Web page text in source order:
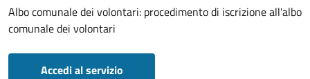
Albo comunale dei volontari: procedimento di iscrizione all'albo
comunale dei volontari
Accedi al servizio